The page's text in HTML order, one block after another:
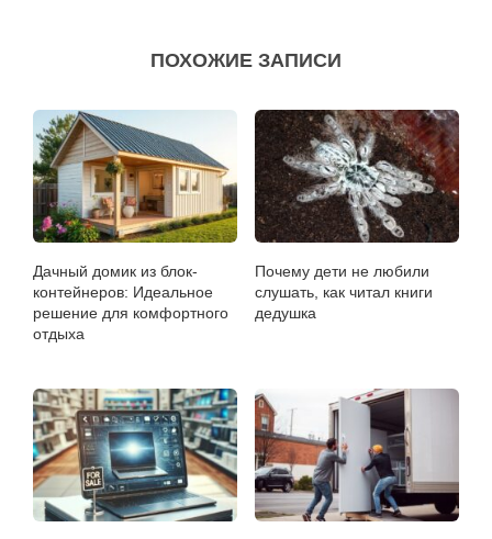
ПОХОЖИЕ ЗАПИСИ
Дачный домик из блок-
контейнеров: Идеальное
решение для комфортного
отдыха
Почему дети не любили
слушать, как читал книги
дедушка